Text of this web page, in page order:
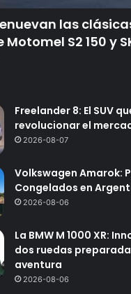
las
S2 150 y
Freelander 8: El SUV
revolucionar el
2026-08-07
Volkswagen Amarok:
Congelados en
2026-08-06
La BMW M 1000 XR:
dos ruedas
aventura
2026-08-06